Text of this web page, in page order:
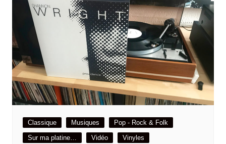
Classique Musiques
Pop - Rock & Folk
Sur ma platine…
Vidéo Vinyles